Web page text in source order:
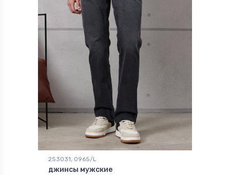
253031, 0965/L
джинсы мужские